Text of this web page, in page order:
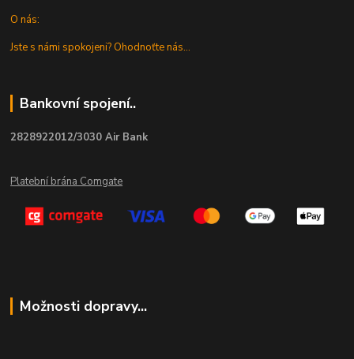
O nás:
Jste s námi spokojeni? Ohodnoťte nás...
Bankovní spojení..
2828922012/3030 Air Bank
Platební brána Comgate
Možnosti dopravy...